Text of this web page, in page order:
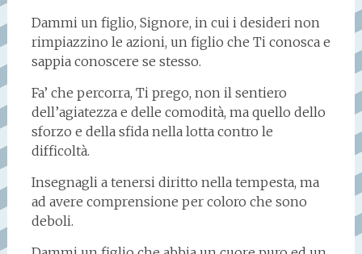
Dammi un figlio, Signore, in cui i desideri non
rimpiazzino le azioni, un figlio che Ti conosca e
sappia conoscere se stesso.
Fa’ che percorra, Ti prego, non il sentiero
dell’agiatezza e delle comodità, ma quello dello
sforzo e della sfida nella lotta contro le
difficoltà.
Insegnagli a tenersi diritto nella tempesta, ma
ad avere comprensione per coloro che sono
deboli.